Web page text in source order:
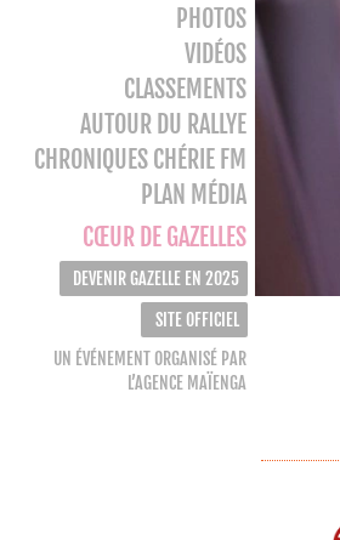
PHOTOS
VIDÉOS
CLASSEMENTS
AUTOUR DU RALLYE
CHRONIQUES CHÉRIE FM
PLAN MÉDIA
CŒUR DE GAZELLES
DEVENIR GAZELLE EN 2025
SITE OFFICIEL
UN ÉVÉNEMENT ORGANISÉ PAR
L’AGENCE MAÏENGA